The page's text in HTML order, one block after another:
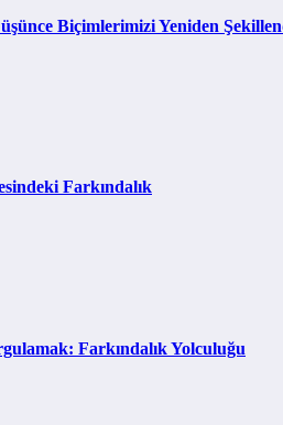
Biçimlerimizi Yeniden
Farkındalık
Farkındalık Yolculuğu